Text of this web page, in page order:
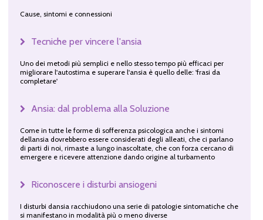
Cause, sintomi e connessioni
Tecniche per vincere l'ansia
Uno dei metodi più semplici e nello stesso tempo più efficaci per
migliorare l'autostima e superare l'ansia è quello delle: 'frasi da
completare'
Ansia: dal problema alla Soluzione
Come in tutte le forme di sofferenza psicologica anche i sintomi
dellansia dovrebbero essere considerati degli alleati, che ci parlano
di parti di noi, rimaste a lungo inascoltate, che con forza cercano di
emergere e ricevere attenzione dando origine al turbamento
Riconoscere i disturbi ansiogeni
I disturbi dansia racchiudono una serie di patologie sintomatiche che
si manifestano in modalità più o meno diverse